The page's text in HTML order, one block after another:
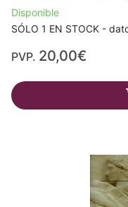
Disponible
SÓLO 1 EN STOCK -
PVP. 20,00€